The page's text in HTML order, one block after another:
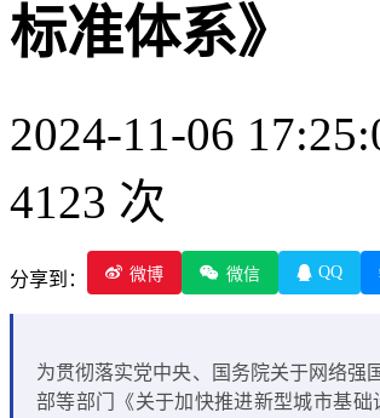
标准体系》
2024-11-06
4123 次
分享到： 微博 微信 QQ
为贯彻落实党中央、国务院关于网络强
部等部门《关于加快推进新型城市基